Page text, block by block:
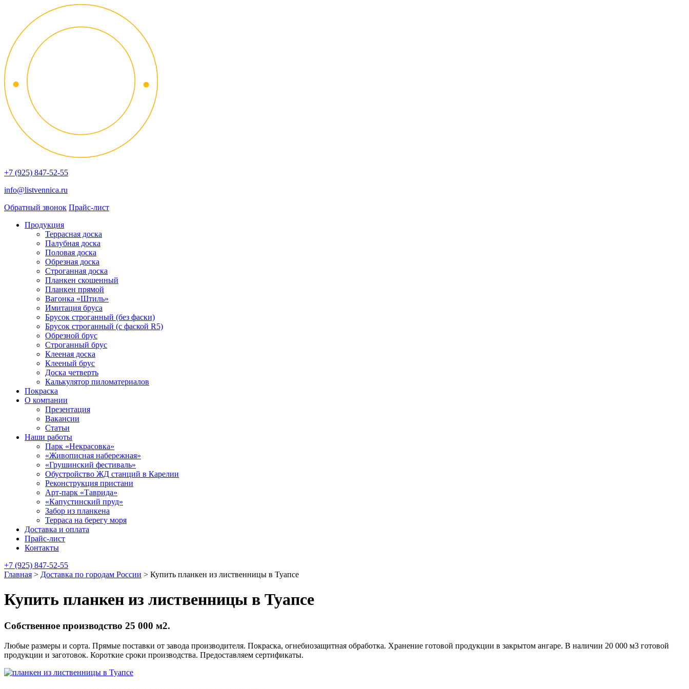
+7 (925) 847-52-55
info@listvennica.ru
Обратный звонок Прайс-лист
Продукция
Террасная доска
Палубная доска
Половая доска
Обрезная доска
Строганная доска
Планкен скошенный
Планкен прямой
Вагонка «Штиль»
Имитация бруса
Брусок строганный (без фаски)
Брусок строганный (с фаской R5)
Обрезной брус
Строганный брус
Клееная доска
Клееный брус
Доска четверть
Калькулятор пиломатериалов
Покраска
О компании
Презентация
Вакансии
Статьи
Наши работы
Парк «Некрасовка»
«Живописная набережная»
«Грушинский фестиваль»
Обустройство ЖД станций в Карелии
Реконструкция пристани
Арт-парк «Таврида»
«Капустинский пруд»
Забор из планкена
Терраса на берегу моря
Доставка и оплата
Прайс-лист
Контакты
+7 (925) 847-52-55
Главная > Доставка по городам России > Купить планкен из лиственницы в Туапсе
Купить планкен из лиственницы в Туапсе
Собственное производство 25 000 м2.
Любые размеры и сорта. Прямые поставки от завода производителя. Покраска, огнебиозащитная обработка. Хранение готовой продукции в закрытом ангаре. В наличии 20 000 м3 готовой
продукции и заготовок. Короткие сроки производства. Предоставляем сертификаты.